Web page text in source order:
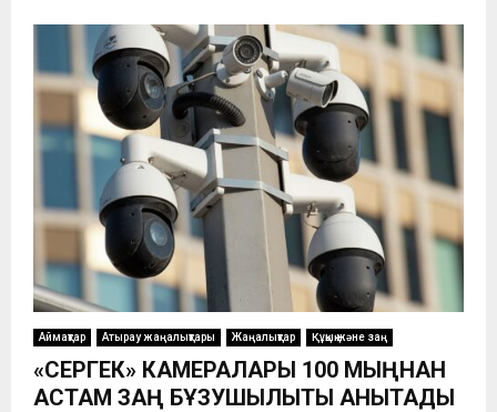
Аймақтар Атырау жаңалықтары Жаңалықтар Құқық және заң
«СЕРГЕК» КАМЕРАЛАРЫ 100 МЫҢНАН
АСТАМ ЗАҢ БҰЗУШЫЛЫҚТЫ АНЫҚТАДЫ